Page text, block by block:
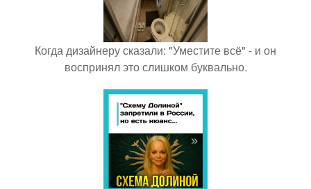
Когда дизайнеру сказали: "Уместите всё" - и он
воспринял это слишком буквально.